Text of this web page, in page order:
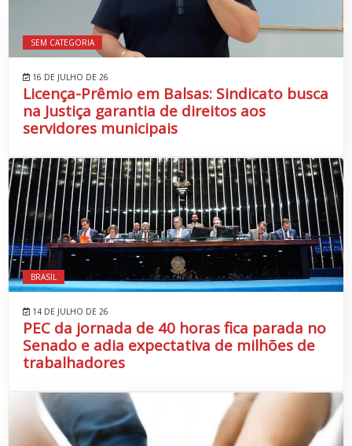
SEM CATEGORIA
16 DE JULHO DE 26
Licença-Prêmio em Balsas: Sindicato busca
na Justiça garantia de direitos aos
servidores municipais
BRASIL
14 DE JULHO DE 26
PEC da jornada de 40 horas fica parada no
Senado e adia expectativa de milhões de
trabalhadores